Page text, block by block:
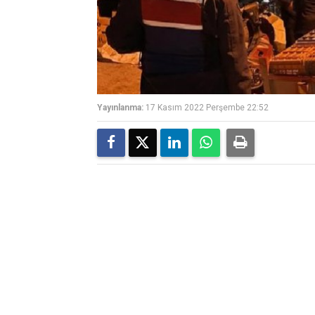
Yayınlanma: 17 Kasım 2022 Perşembe 22:52